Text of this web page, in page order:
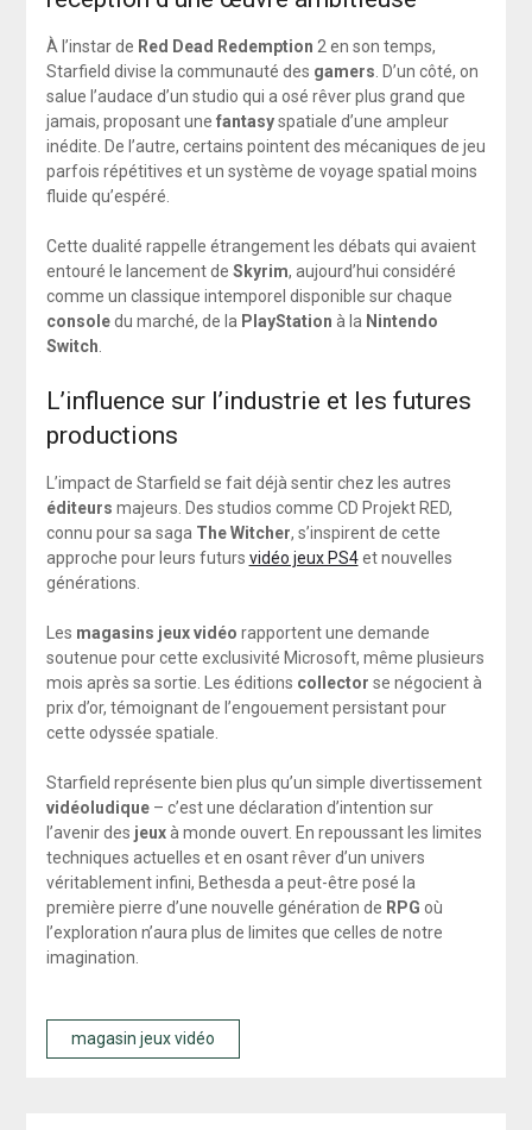
À l’instar de Red Dead Redemption 2 en son temps,
Starfield divise la communauté des gamers. D’un côté, on
salue l’audace d’un studio qui a osé rêver plus grand que
jamais, proposant une fantasyspatiale d’une ampleur
inédite. De l’autre, certains pointent des mécaniques de jeu
parfois répétitives et un système de voyage spatial moins
fluide qu’espéré.
Cette dualité rappelle étrangement les débats qui avaient
entouré le lancement de Skyrim, aujourd’hui considéré
comme un classique intemporel disponible sur chaque
consoledu marché, de la PlayStation à la Nintendo
Switch.
L’influence sur l’industrie et les futures
productions
L’impact de Starfield se fait déjà sentir chez les autres
éditeurs majeurs. Des studios comme CD Projekt RED,
connu pour sa saga The Witcher, s’inspirent de cette
approche pour leurs futurs vidéo jeux PS4et nouvelles
générations.
Les magasins jeux vidéo rapportent une demande
soutenue pour cette exclusivité Microsoft, même plusieurs
mois après sa sortie. Les éditions collector se négocient à
prix d’or, témoignant de l’engouement persistant pour
cette odyssée spatiale.
Starfield représente bien plus qu’un simple divertissement
vidéoludique– c’est une déclaration d’intention sur
l’avenir des jeuxà monde ouvert. En repoussant les limites
techniques actuelles et en osant rêver d’un univers
véritablement infini, Bethesda a peut-être posé la
première pierre d’une nouvelle génération de RPG où
l’exploration n’aura plus de limites que celles de notre
imagination.
magasin jeux vidéo